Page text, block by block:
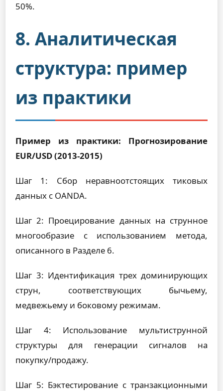
50%.
8. Аналитическая
структура: пример
из практики
Пример из практики: Прогнозирование
EUR/USD (2013-2015)
Шаг 1: Сбор неравноотстоящих тиковых
данных с OANDA.
Шаг 2: Проецирование данных на струнное
многообразие с использованием метода,
описанного в Разделе 6.
Шаг 3: Идентификация трех доминирующих
струн, соответствующих бычьему,
медвежьему и боковому режимам.
Шаг 4: Использование мультиструнной
структуры для генерации сигналов на
покупку/продажу.
Шаг 5: Бэктестирование с транзакционными